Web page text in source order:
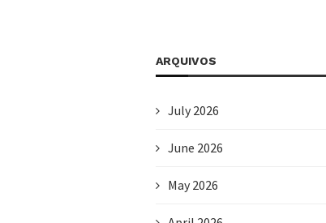
ARQUIVOS
July 2026
June 2026
May 2026